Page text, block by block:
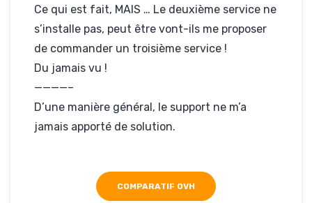
Ce qui est fait, MAIS … Le deuxième service ne
s’installe pas, peut être vont-ils me proposer
de commander un troisième service !
Du jamais vu !
————–
D’une manière général, le support ne m’a
jamais apporté de solution.
COMPARATIF OVH